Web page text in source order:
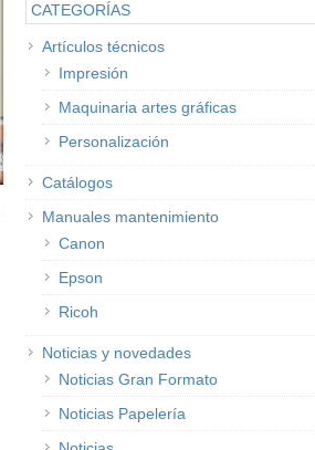
CATEGORÍAS
Artículos técnicos
Impresión
Maquinaria artes gráficas
Personalización
Catálogos
Manuales mantenimiento
Canon
Epson
Ricoh
Noticias y novedades
Noticias Gran Formato
Noticias Papelería